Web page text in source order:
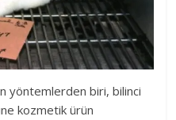
yöntemlerden biri, bilinci
kozmetik ürün